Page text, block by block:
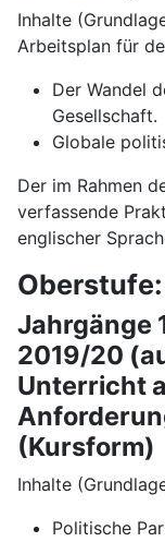
Inhalte
Arbeitsplan für
Der Wandel
Gesellschaft.
Globale
Der im Rahmen
verfassende
englischer
Jahrgänge
2019/20
Unterricht
(Kursform)
Inhalte
Politische